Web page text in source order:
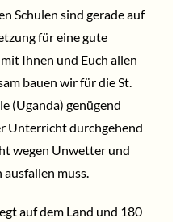
Schulen sind gerade auf
für eine gute
Ihnen und Euch allen
bauen wir für die St.
(Uganda) genügend
Unterricht durchgehend
wegen Unwetter und
muss.
auf dem Land und 180